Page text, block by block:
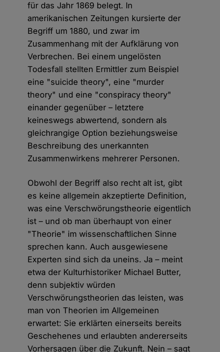
für das Jahr 1869 belegt. In
amerikanischen Zeitungen kursierte der
Begriff um 1880, und zwar im
Zusammenhang mit der Aufklärung von
Verbrechen. Bei einem ungelösten
Todesfall stellten Ermittler zum Beispiel
eine "suicide theory", eine "murder
theory" und eine "conspiracy theory"
einander gegenüber – letztere
keineswegs abwertend, sondern als
gleichrangige Option beziehungsweise
Beschreibung des unerkannten
Zusammenwirkens mehrerer Personen.
Obwohl der Begriff also recht alt ist, gibt
es keine allgemein akzeptierte Definition,
was eine Verschwörungstheorie eigentlich
ist – und ob man überhaupt von einer
"Theorie" im wissenschaftlichen Sinne
sprechen kann. Auch ausgewiesene
Experten sind sich da uneins. Ja – meint
etwa der Kulturhistoriker Michael Butter,
denn subjektiv würden
Verschwörungstheorien das leisten, was
man von Theorien im Allgemeinen
erwartet: Sie erklärten einerseits bereits
Geschehenes und erlaubten andererseits
Vorhersagen über die Zukunft. Nein – sagt